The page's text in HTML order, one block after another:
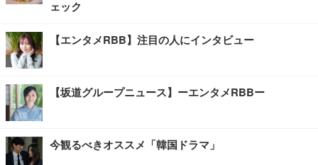
ェック
【エンタメRBB】注目の人にインタビュー
【坂道グループニュース】ーエンタメRBBー
今観るべきオススメ「韓国ドラマ」